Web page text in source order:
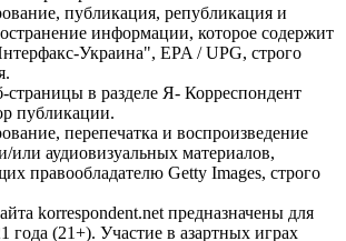
публикация, републикация и
информации, которое содержит
Украина", EPA / UPG, строго
страницы в разделе Я- Корреспондент
публикации.
перепечатка и воспроизведение
или аудиовизуальных материалов,
правообладателю Getty Images, строго
korrespondent.net предназначены для
года (21+). Участие в азартных играх